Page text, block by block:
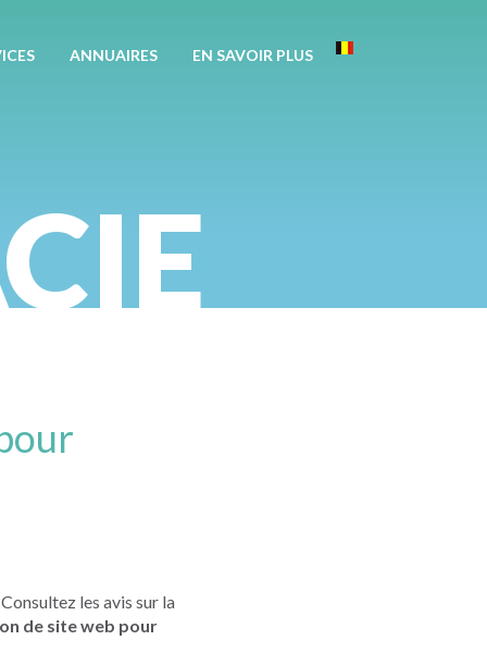
Apotekisto
ANNUAIRES EN SAVOIR PLUS
les avis sur la
de site web pour